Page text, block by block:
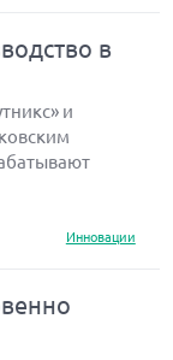
в
и
Инновации